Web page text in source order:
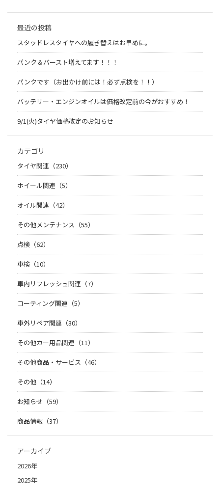
最近の投稿
スタッドレスタイヤへの履き替えはお早めに。
パンク＆バースト増えてます！！！
パンクです（お出かけ前には！必ず点検を！！）
バッテリー・エンジンオイルは価格改定前の今がおすすめ！
9/1(火)タイヤ価格改定のお知らせ
カテゴリ
タイヤ関連（230）
ホイール関連（5）
オイル関連（42）
その他メンテナンス（55）
点検（62）
車検（10）
車内リフレッシュ関連（7）
コーティング関連（5）
車外リペア関連（30）
その他カー用品関連（11）
その他商品・サービス（46）
その他（14）
お知らせ（59）
商品情報（37）
アーカイブ
2026年
2025年